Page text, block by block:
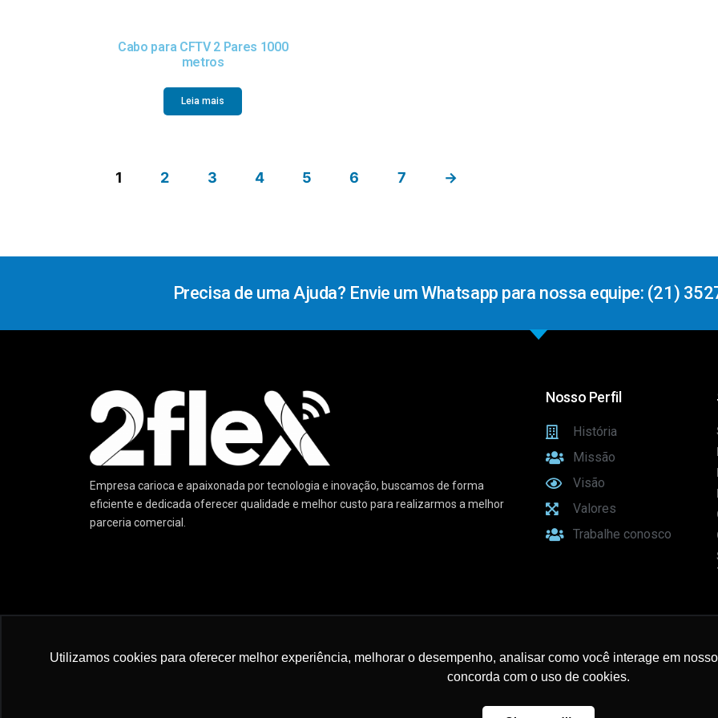
Utilizamos cookies para oferecer melhor experiência, melhorar o desempenho, analisar como você interage em
concorda com o uso de cookies.
Cabo para CFTV 2 Pares 1000
metros
Leia mais
1 2 3 4 5 6 7 →
Precisa de uma Ajuda? Envie um Whatsapp para nossa equipe: (21)
Empresa carioca e apaixonada por tecnologia e inovação, buscamos de forma
eficiente e dedicada oferecer qualidade e melhor custo para realizarmos a melhor
parceria comercial.
Nosso Perfil
História
Missão
Visão
Valores
Trabalhe conosco
© 2022 :: 2 Flex Telecom :: Excelência em Tecnologia e Conectividade